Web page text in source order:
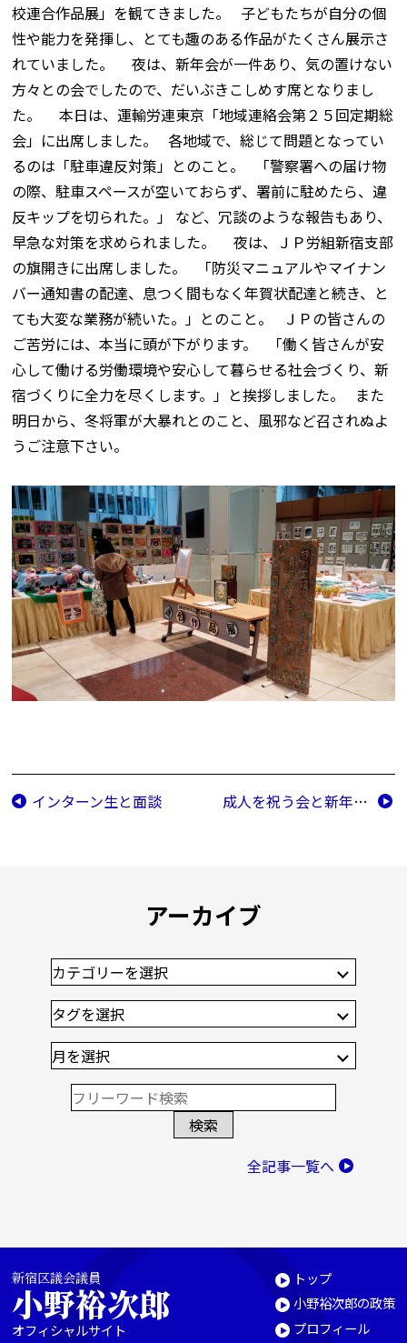
校連合作品展」を観てきました。 子どもたちが自分の個
性や能力を発揮し、とても趣のある作品がたくさん展示さ
れていました。 夜は、新年会が一件あり、気の置けない
方々との会でしたので、だいぶきこしめす席となりまし
た。 本日は、運輸労連東京「地域連絡会第２５回定期総
会」に出席しました。 各地域で、総じて問題となってい
るのは「駐車違反対策」とのこと。 「警察署への届け物
の際、駐車スペースが空いておらず、署前に駐めたら、違
反キップを切られた。」 など、冗談のような報告もあり、
早急な対策を求められました。 夜は、ＪＰ労組新宿支部
の旗開きに出席しました。 「防災マニュアルやマイナン
バー通知書の配達、息つく間もなく年賀状配達と続き、と
ても大変な業務が続いた。」とのこと。 ＪＰの皆さんの
ご苦労には、本当に頭が下がります。 「働く皆さんが安
心して働ける労働環境や安心して暮らせる社会づくり、新
宿づくりに全力を尽くします。」と挨拶しました。 また
明日から、冬将軍が大暴れとのこと、風邪など召されぬよ
うご注意下さい。
インターン生と面談 成人を祝う会と新年のつどい
アーカイブ
全記事一覧へ
新宿区議会議員
小野裕次郎
オフィシャルサイト
トップ
小野裕次郎の政策
プロフィール